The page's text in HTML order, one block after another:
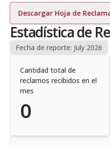
Descargar Hoja de
Estadística de
Fecha de reporte: July 2026
Cantidad total de
reclamos recibidos en el
mes
0